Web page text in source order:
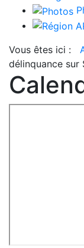
Vous êtes ici :
délinquance sur